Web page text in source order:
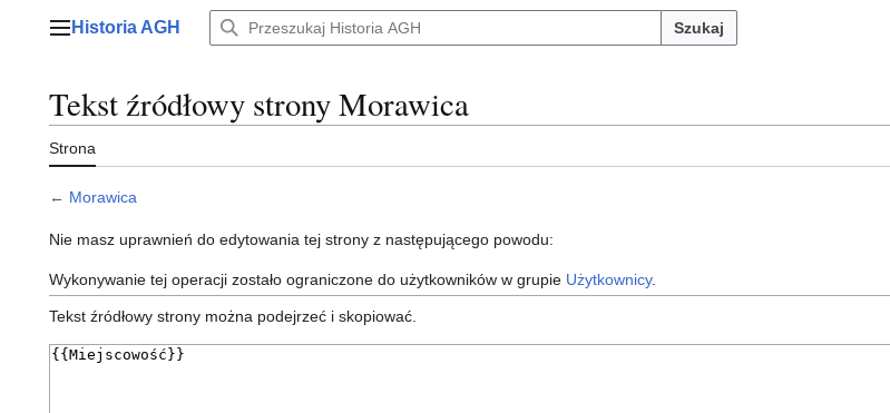
Menu główne
Historia AGH Szukaj
Tekst źródłowy strony Morawica
Strona
← Morawica
Nie masz uprawnień do edytowania tej strony z następującego powodu:
Wykonywanie tej operacji zostało ograniczone do użytkowników w grupie Użytkownicy.
Tekst źródłowy strony można podejrzeć i skopiować.